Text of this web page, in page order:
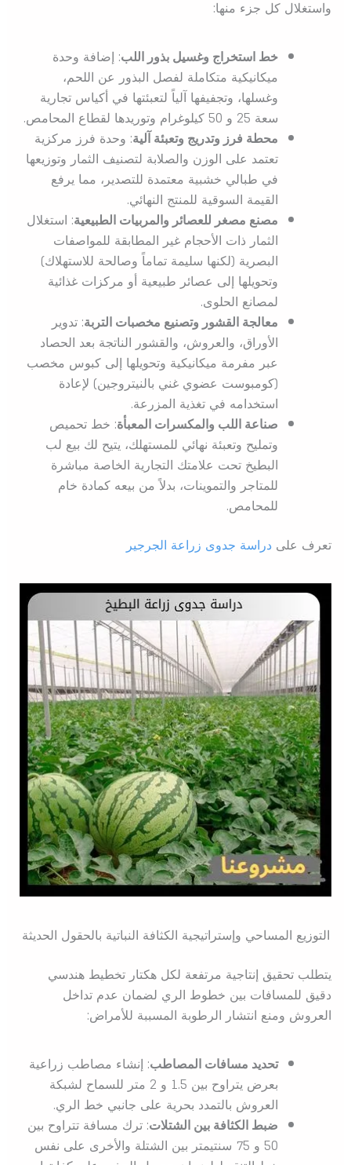
واستغلال كل جزء منها:
خط استخراج وغسيل بذور اللب: إضافة وحدة
ميكانيكية متكاملة لفصل البذور عن اللحم،
وغسلها، وتجفيفها آلياً لتعبئتها في أكياس تجارية
سعة 25 و 50 كيلوغرام وتوريدها لقطاع المحامص.
محطة فرز وتدريج وتعبئة آلية: وحدة فرز مركزية
تعتمد على الوزن والصلابة لتصنيف الثمار وتوزيعها
في طبالي خشبية معتمدة للتصدير، مما يرفع
القيمة السوقية للمنتج النهائي.
مصنع مصغر للعصائر والمربيات الطبيعية: استغلال
الثمار ذات الأحجام غير المطابقة للمواصفات
البصرية (لكنها سليمة تماماً وصالحة للاستهلاك)
وتحويلها إلى عصائر طبيعية أو مركزات غذائية
لمصانع الحلوى.
معالجة القشور وتصنيع مخصبات التربة: تدوير
الأوراق، والعروش، والقشور الناتجة بعد الحصاد
عبر مفرمة ميكانيكية وتحويلها إلى كبوس مخصب
(كومبوست عضوي غني بالنيتروجين) لإعادة
استخدامه في تغذية المزرعة.
صناعة اللب والمكسرات المعبأة: خط تحميص
وتمليح وتعبئة نهائي للمستهلك، يتيح لك بيع لب
البطيخ تحت علامتك التجارية الخاصة مباشرة
للمتاجر والتموينات، بدلاً من بيعه كمادة خام
للمحامص.
تعرف على دراسة جدوى زراعة الجرجير
التوزيع المساحي وإستراتيجية الكثافة النباتية بالحقول الحديثة
يتطلب تحقيق إنتاجية مرتفعة لكل هكتار تخطيط هندسي
دقيق للمسافات بين خطوط الري لضمان عدم تداخل
العروش ومنع انتشار الرطوبة المسببة للأمراض:
تحديد مسافات المصاطب: إنشاء مصاطب زراعية
بعرض يتراوح بين 1.5 و 2 متر للسماح لشبكة
العروش بالتمدد بحرية على جانبي خط الري.
ضبط الكثافة بين الشتلات: ترك مسافة تتراوح بين
50 و 75 سنتيمتر بين الشتلة والأخرى على نفس